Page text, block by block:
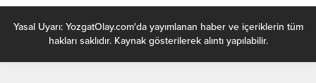
düzenlenen basın toplantısında
Barış Pınarı Harekatına destek
açıklaması yaptı.
Yasal Uyarı: YozgatOlay.com'da yayımlanan haber ve içeriklerin tüm
hakları saklıdır. Kaynak gösterilerek alıntı yapılabilir.